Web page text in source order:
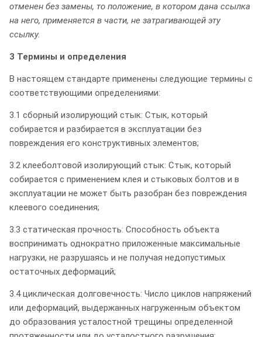
отменен без замены, то положение, в котором дана ссылка
на него, применяется в части, не затрагивающей эту
ссылку.
3 Термины и определения
В настоящем стандарте применены следующие термины с
соответствующими определениями:
3.1 сборный изолирующий стык: Стык, который
собирается и разбирается в эксплуатации без
повреждения его конструктивных элементов;
3.2 клееболтовой изолирующий стык: Стык, который
собирается с применением клея и стыковых болтов и в
эксплуатации не может быть разобран без повреждения
клеевого соединения;
3.3 статическая прочность: Способность объекта
воспринимать однократно приложенные максимальные
нагрузки, не разрушаясь и не получая недопустимых
остаточных деформаций;
3.4 циклическая долговечность: Число циклов напряжений
или деформаций, выдержанных нагруженным объектом
до образования усталостной трещины определенной